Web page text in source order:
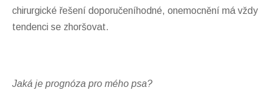
chirurgické řešení doporučeníhodné, onemocnění má vždy
tendenci se zhoršovat.
Jaká je prognóza pro mého psa?